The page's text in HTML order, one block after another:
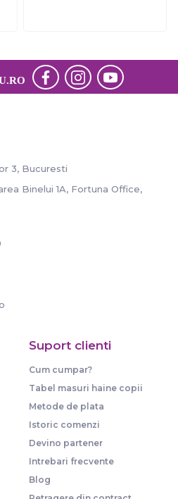
3, Bucuresti
Binelui 1A, Fortuna Office,
Suport clienti
Cum cumpar?
Tabel masuri haine copii
Metode de plata
Istoric comenzi
Devino partener
Intrebari frecvente
Blog